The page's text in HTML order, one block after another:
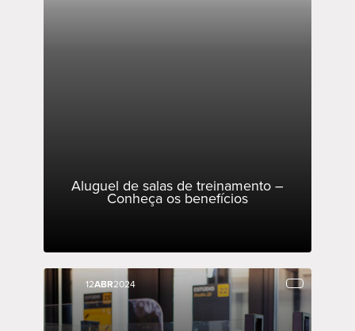
Aluguel de salas de treinamento –
Conheça os benefícios
12ABR2024
12ABR2024